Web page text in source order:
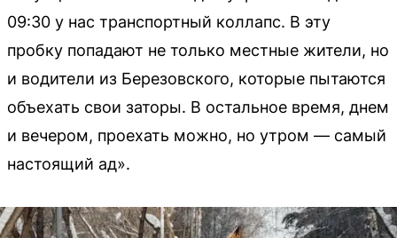
09:30 у нас транспортный коллапс. В эту
пробку попадают не только местные жители, но
и водители из Березовского, которые пытаются
объехать свои заторы. В остальное время, днем
и вечером, проехать можно, но утром — самый
настоящий ад».